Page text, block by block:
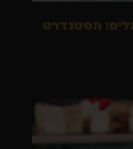
הסטנדרט